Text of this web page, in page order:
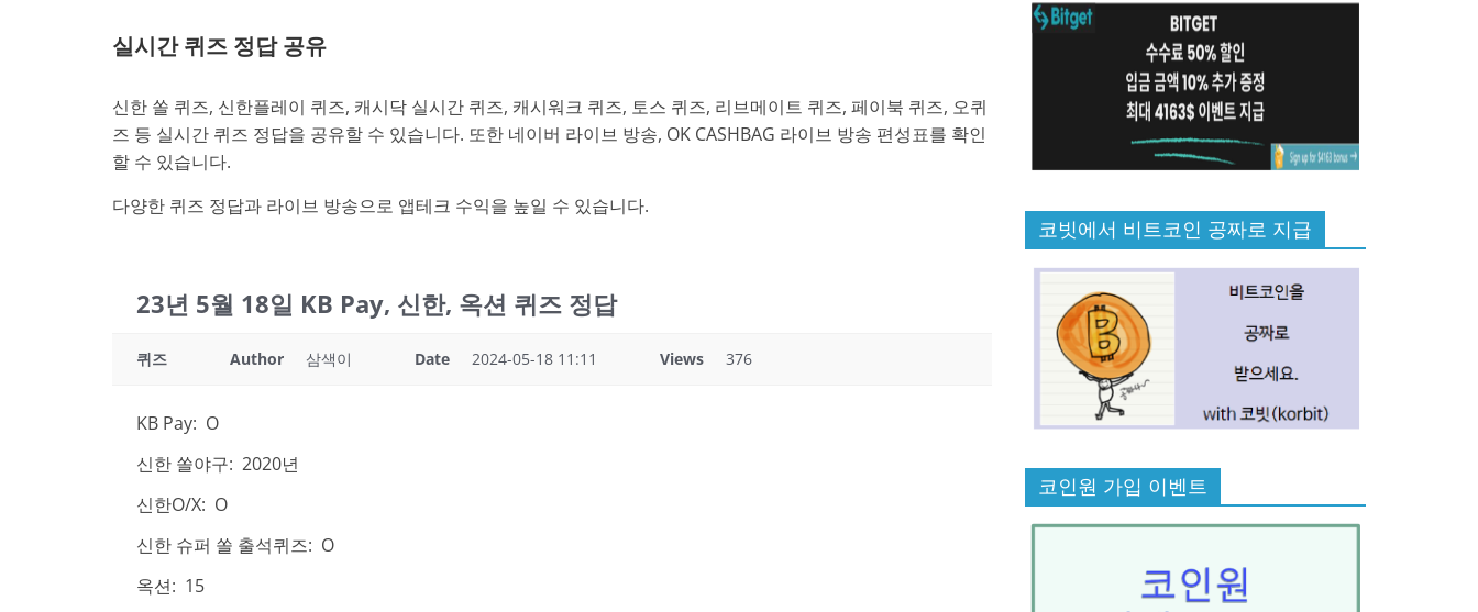
실시간 퀴즈 정답 공유
신한 쏠 퀴즈, 신한플레이 퀴즈, 캐시닥 실시간 퀴즈, 캐시워크 퀴즈, 토스 퀴즈, 리브메이트 퀴즈, 페이북 퀴즈, 오퀴
즈 등 실시간 퀴즈 정답을 공유할 수 있습니다. 또한 네이버 라이브 방송, OK CASHBAG 라이브 방송 편성표를 확인
할 수 있습니다.
다양한 퀴즈 정답과 라이브 방송으로 앱테크 수익을 높일 수 있습니다.
23년 5월 18일 KB Pay, 신한, 옥션 퀴즈 정답
퀴즈 Author 삼색이 Date 2024-05-18 11:11 Views 376
KB Pay: O
신한 쏠야구: 2020년
신한O/X: O
신한 슈퍼 쏠 출석퀴즈: O
옥션: 15
코빗에서 비트코인 공짜로 지급
코인원 가입 이벤트